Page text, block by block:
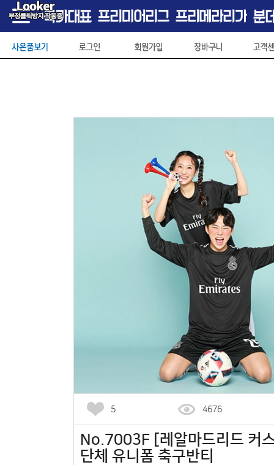
5 4676
No.7003F [레알마드리드 커
단체 유니폼 축구반티